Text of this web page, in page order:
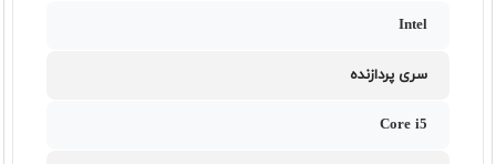
Intel
سری پردازنده
Core i5